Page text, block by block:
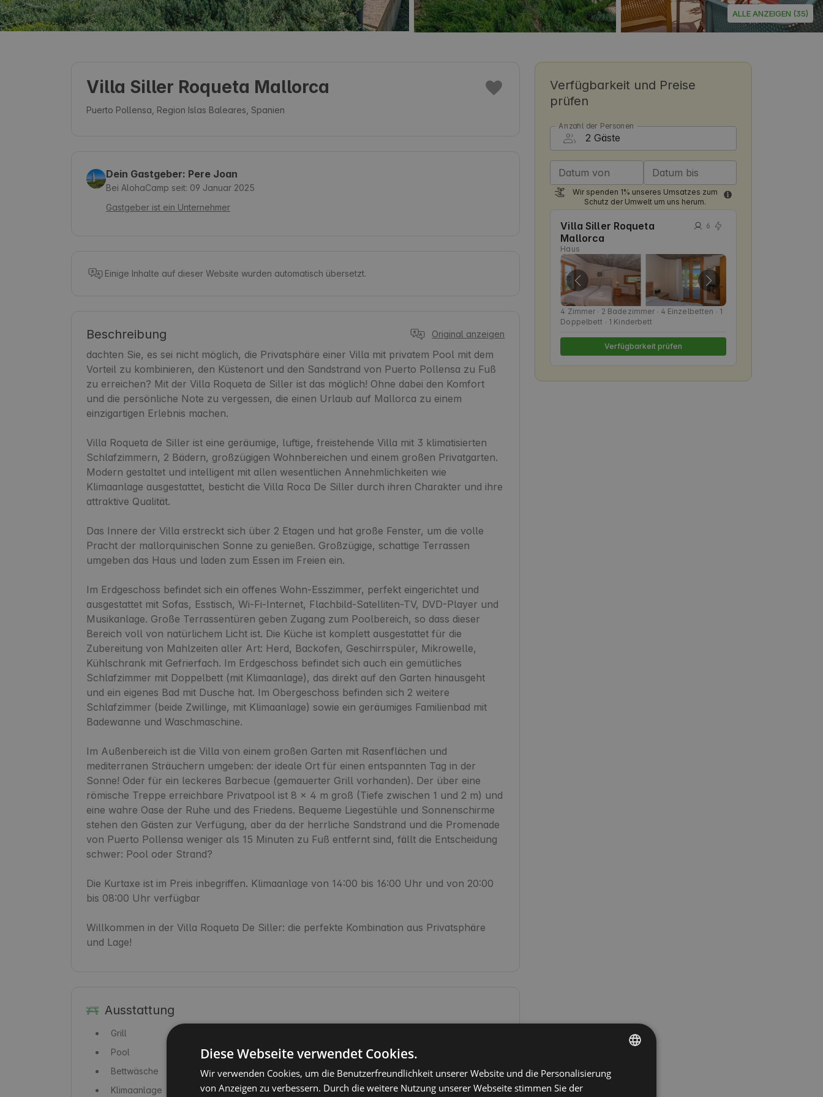
ALLE ANZEIGEN (35)
Villa Siller Roqueta Mallorca
Puerto Pollensa, Region Islas Baleares, Spanien
Dein Gastgeber: Pere Joan
Bei AlohaCamp seit: 09 Januar 2025
Gastgeber ist ein Unternehmer
Einige Inhalte auf dieser Website wurden automatisch übersetzt.
Beschreibung Original anzeigen
dachten Sie, es sei nicht möglich, die Privatsphäre einer Villa mit privatem Pool mit dem
Vorteil zu kombinieren, den Küstenort und den Sandstrand von Puerto Pollensa zu Fuß
zu erreichen? Mit der Villa Roqueta de Siller ist das möglich! Ohne dabei den Komfort
und die persönliche Note zu vergessen, die einen Urlaub auf Mallorca zu einem
einzigartigen Erlebnis machen.
Villa Roqueta de Siller ist eine geräumige, luftige, freistehende Villa mit 3 klimatisierten
Schlafzimmern, 2 Bädern, großzügigen Wohnbereichen und einem großen Privatgarten.
Modern gestaltet und intelligent mit allen wesentlichen Annehmlichkeiten wie
Klimaanlage ausgestattet, besticht die Villa Roca De Siller durch ihren Charakter und ihre
attraktive Qualität.
Das Innere der Villa erstreckt sich über 2 Etagen und hat große Fenster, um die volle
Pracht der mallorquinischen Sonne zu genießen. Großzügige, schattige Terrassen
umgeben das Haus und laden zum Essen im Freien ein.
Im Erdgeschoss befindet sich ein offenes Wohn-Esszimmer, perfekt eingerichtet und
ausgestattet mit Sofas, Esstisch, Wi-Fi-Internet, Flachbild-Satelliten-TV, DVD-Player und
Musikanlage. Große Terrassentüren geben Zugang zum Poolbereich, so dass dieser
Bereich voll von natürlichem Licht ist. Die Küche ist komplett ausgestattet für die
Zubereitung von Mahlzeiten aller Art: Herd, Backofen, Geschirrspüler, Mikrowelle,
Kühlschrank mit Gefrierfach. Im Erdgeschoss befindet sich auch ein gemütliches
Schlafzimmer mit Doppelbett (mit Klimaanlage), das direkt auf den Garten hinausgeht
und ein eigenes Bad mit Dusche hat. Im Obergeschoss befinden sich 2 weitere
Schlafzimmer (beide Zwillinge, mit Klimaanlage) sowie ein geräumiges Familienbad mit
Badewanne und Waschmaschine.
Im Außenbereich ist die Villa von einem großen Garten mit Rasenflächen und
mediterranen Sträuchern umgeben: der ideale Ort für einen entspannten Tag in der
Sonne! Oder für ein leckeres Barbecue (gemauerter Grill vorhanden). Der über eine
römische Treppe erreichbare Privatpool ist 8 x 4 m groß (Tiefe zwischen 1 und 2 m) und
eine wahre Oase der Ruhe und des Friedens. Bequeme Liegestühle und Sonnenschirme
stehen den Gästen zur Verfügung, aber da der herrliche Sandstrand und die Promenade
von Puerto Pollensa weniger als 15 Minuten zu Fuß entfernt sind, fällt die Entscheidung
schwer: Pool oder Strand?
Die Kurtaxe ist im Preis inbegriffen. Klimaanlage von 14:00 bis 16:00 Uhr und von 20:00
bis 08:00 Uhr verfügbar
Willkommen in der Villa Roqueta De Siller: die perfekte Kombination aus Privatsphäre
und Lage!
Ausstattung
Grill
Pool
Handtücher
Bettwäsche
Toilettenpapier
Klimaanlage
Feuerstelle
Verfügbarkeit und Preise
prüfen
Anzahl der Personen
Datum von Datum bis
Wir spenden 1% unseres Umsatzes zum
Schutz der Umwelt um uns herum.
Villa Siller Roqueta
Mallorca
Haus
6
4 Zimmer ∙ 2 Badezimmer ∙ 4 Einzelbetten ∙ 1
Doppelbett ∙ 1 Kinderbett
Verfügbarkeit prüfen
ENGLISH
Diese Webseite verwendet Cookies.
Wir verwenden Cookies, um die Benutzerfreundlichkeit unserer Website und die Personalisierung
von Anzeigen zu verbessern. Durch die weitere Nutzung unserer Webseite stimmen Sie der